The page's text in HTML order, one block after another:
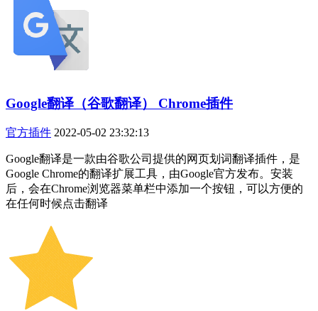
Google翻译（谷歌翻译） Chrome插件
官方插件 2022-05-02 23:32:13
Google翻译是一款由谷歌公司提供的网页划词翻译插件，是
Google Chrome的翻译扩展工具，由Google官方发布。安装
后，会在Chrome浏览器菜单栏中添加一个按钮，可以方便的
在任何时候点击翻译